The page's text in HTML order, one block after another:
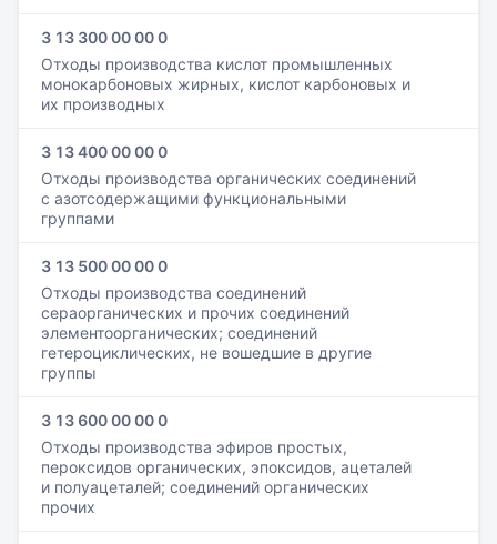
3 13 300 00 00 0
Отходы производства кислот промышленных
монокарбоновых жирных, кислот карбоновых и
их производных
3 13 400 00 00 0
Отходы производства органических соединений
с азотсодержащими функциональными
группами
3 13 500 00 00 0
Отходы производства соединений
сераорганических и прочих соединений
элементоорганических; соединений
гетероциклических, не вошедшие в другие
группы
3 13 600 00 00 0
Отходы производства эфиров простых,
пероксидов органических, эпоксидов, ацеталей
и полуацеталей; соединений органических
прочих